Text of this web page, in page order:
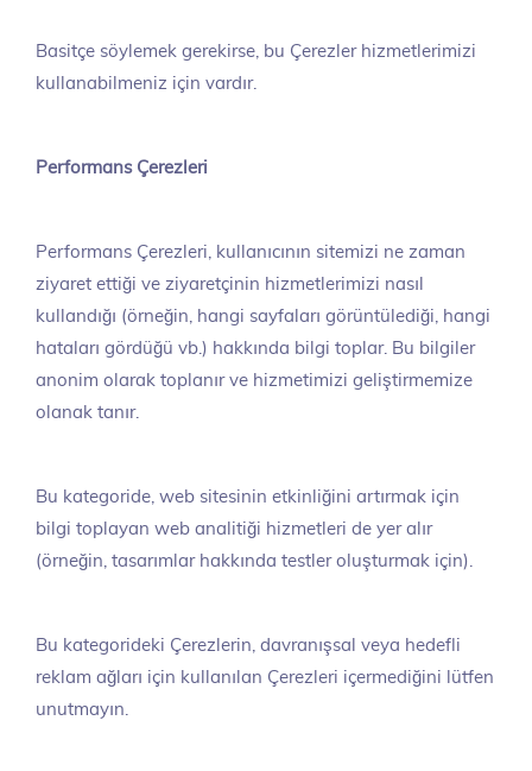
Basitçe söylemek gerekirse, bu Çerezler hizmetlerimizi
kullanabilmeniz için vardır.
Performans Çerezleri
Performans Çerezleri, kullanıcının sitemizi ne zaman
ziyaret ettiği ve ziyaretçinin hizmetlerimizi nasıl
kullandığı (örneğin, hangi sayfaları görüntülediği, hangi
hataları gördüğü vb.) hakkında bilgi toplar. Bu bilgiler
anonim olarak toplanır ve hizmetimizi geliştirmemize
olanak tanır.
Bu kategoride, web sitesinin etkinliğini artırmak için
bilgi toplayan web analitiği hizmetleri de yer alır
(örneğin, tasarımlar hakkında testler oluşturmak için).
Bu kategorideki Çerezlerin, davranışsal veya hedefli
reklam ağları için kullanılan Çerezleri içermediğini lütfen
unutmayın.